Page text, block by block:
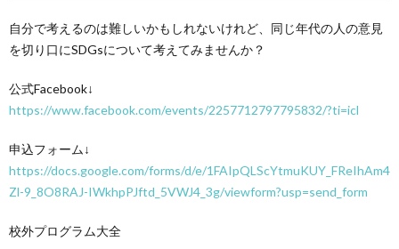
自分で考えるのは難しいかもしれないけれど、同じ年代の人の意見
を切り口にSDGsについて考えてみませんか？
公式Facebook↓
https://www.facebook.com/events/2257712797795832/?ti=icl
申込フォーム↓
https://docs.google.com/forms/d/e/1FAIpQLScYtmuKUY_FReIhAm4
Zl-9_8O8RAJ-IWkhpPJftd_5VWJ4_3g/viewform?usp=send_form
校外プログラム大全